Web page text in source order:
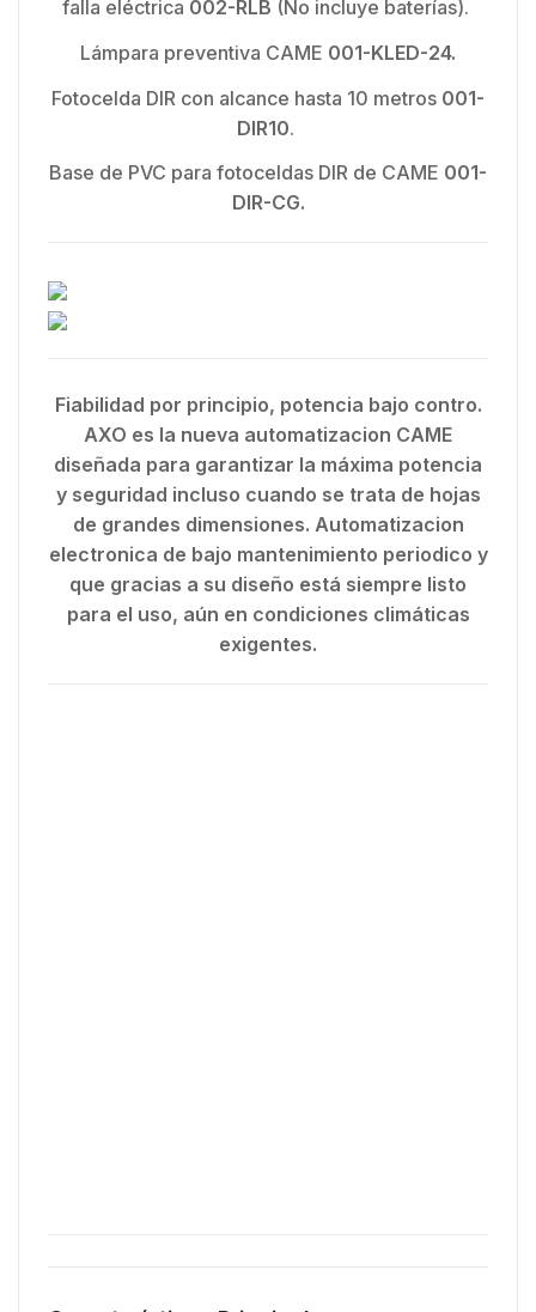
falla eléctrica 002-RLB (No incluye baterías).
Lámpara preventiva CAME 001-KLED-24.
Fotocelda DIR con alcance hasta 10 metros 001-
DIR10.
Base de PVC para fotoceldas DIR de CAME 001-
DIR-CG.
Fiabilidad por principio, potencia bajo contro.
AXO es la nueva automatizacion CAME
diseñada para garantizar la máxima potencia
y seguridad incluso cuando se trata de hojas
de grandes dimensiones. Automatizacion
electronica de bajo mantenimiento periodico y
que gracias a su diseño está siempre listo
para el uso, aún en condiciones climáticas
exigentes.